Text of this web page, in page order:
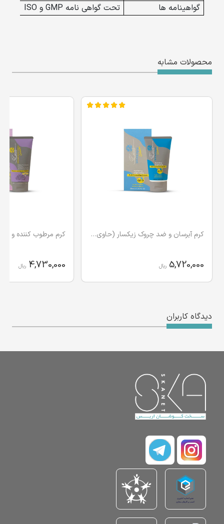
گواهینامه ها
تحت گواهی نامه GMP و ISO
محصولات مشابه
کرم آبرسان و ضد چروک زیکسار (حاوی کوانزیم Q10)
5,720,000 ریال 4,730,000 ریال
دیدگاه کاربران